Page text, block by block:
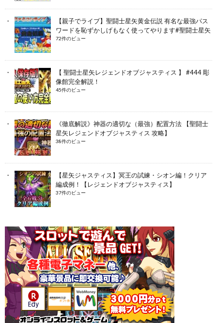
【親子でライブ】聖闘士星矢黄金伝説 有名な最強パス
ワードを恥ずかしげもなく使ってやります#聖闘士星矢
72件のビュー
【 聖闘士星矢レジェンドオブジャスティス 】 #444 彫
像館完全解説！
45件のビュー
《徹底解説》神器の適切な（最強）配置方法 【聖闘士
星矢レジェンドオブジャスティス 攻略】
38件のビュー
【星矢ジャスティス】冥王の試練・シオン編！クリア
編成例！【レジェンドオブジャスティス】
37件のビュー